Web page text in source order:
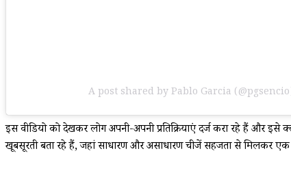
A post shared by Pablo Garcia
इस वीडियो को देखकर लोग अपनी-अपनी प्रतिक्रियाएं दर्ज करा रहे हैं
खूबसूरती बता रहे हैं, जहां साधारण और असाधारण चीजें सहजता से मिलकर